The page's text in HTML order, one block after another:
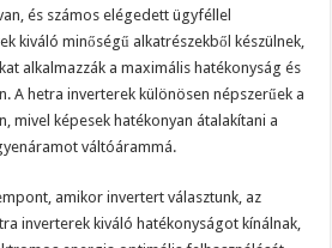
és számos elégedett ügyféllel
kiváló minőségű alkatrészekből készülnek,
alkalmazzák a maximális hatékonyság és
A hetra inverterek különösen népszerűek a
mivel képesek hatékonyan átalakítani a
váltóárammá.
amikor invertert választunk, az
inverterek kiváló hatékonyságot kínálnak,